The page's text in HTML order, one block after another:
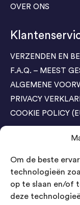
Om de beste
technologieën
op te slaan en/of
deze
OVER ONS
VERZENDEN EN
F.A.Q. – MEEST
ALGEMENE
PRIVACY
COOKIE POLICY
Agenda Trade
04-05 November /
Bestel GRATIS
Bestel GRATIS